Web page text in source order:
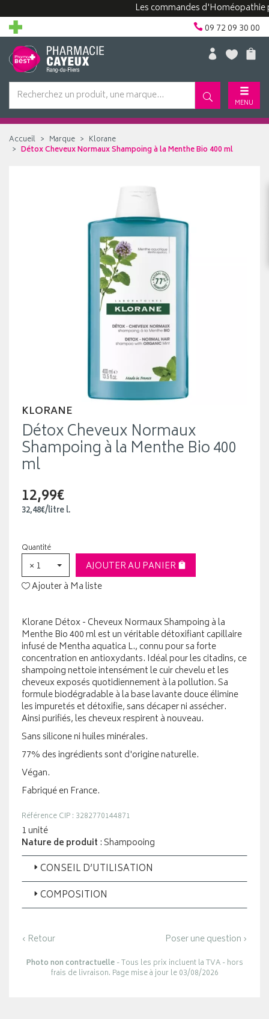
Les commandes d'Homéopathie
09 72 09 30 00
MENU
Accueil Marque
Klorane
Détox Cheveux Normaux Shampoing à la Menthe Bio 400 ml
KLORANE
Détox Cheveux Normaux
Shampoing à la Menthe Bio 400
ml
12,99€
32,48€/litrel.
Quantité
× 1
AJOUTER AU PANIER
Ajouter à Ma liste
Klorane Détox - Cheveux Normaux Shampoing à la
Menthe Bio 400 ml est un véritable détoxifiant capillaire
infusé de Mentha aquatica L., connu pour sa forte
concentration en antioxydants. Idéal pour les citadins, ce
shampoing nettoie intensément le cuir chevelu et les
cheveux exposés quotidiennement à la pollution. Sa
formule biodégradable à la base lavante douce élimine
les impuretés et détoxifie, sans décaper ni assécher.
Ainsi purifiés, les cheveux respirent à nouveau.
Sans silicone ni huiles minérales.
77% des ingrédients sont d'origine naturelle.
Végan.
Fabriqué en France.
Référence CIP : 3282770144871
1 unité
Nature de produit : Shampooing
CONSEIL D’UTILISATION
COMPOSITION
‹ Retour Poser une question ›
Photo non contractuelle- Tous les prix incluent la TVA - hors
frais de livraison. Page mise à jour le 03/08/2026